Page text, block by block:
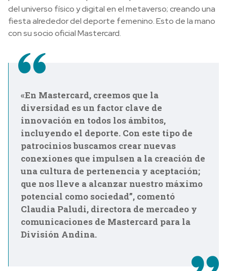
del universo físico y digital en el metaverso; creando una
fiesta alrededor del deporte femenino. Esto de la mano
con su socio oficial Mastercard.
«En Mastercard, creemos que la
diversidad es un factor clave de
innovación en todos los ámbitos,
incluyendo el deporte. Con este tipo de
patrocinios buscamos crear nuevas
conexiones que impulsen a la creación de
una cultura de pertenencia y aceptación;
que nos lleve a alcanzar nuestro máximo
potencial como sociedad”, comentó
Claudia Paludi, directora de mercadeo y
comunicaciones de Mastercard para la
División Andina.